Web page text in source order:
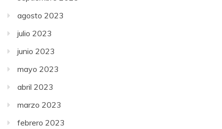
agosto 2023
julio 2023
junio 2023
mayo 2023
abril 2023
marzo 2023
febrero 2023